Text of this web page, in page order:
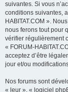
suivantes. Si vous
conditions suivantes,
HABITAT.COM ».
nous ferons tout pour
vérifier régulièrement
« FORUM-
acceptez d’être
jour et/ou
Nos forums sont
« leur », « logiciel